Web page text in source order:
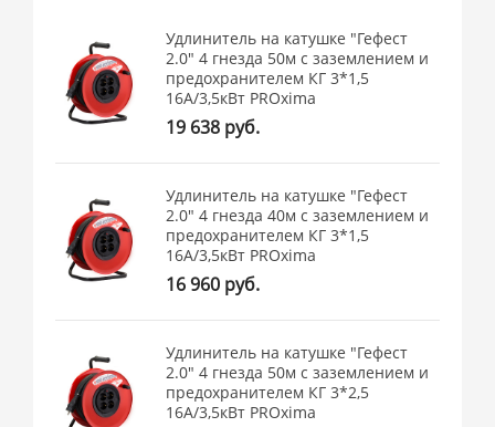
Удлинитель на катушке "Гефест
2.0" 4 гнезда 50м с заземлением и
предохранителем КГ 3*1,5
16А/3,5кВт PROxima
19 638 руб.
Удлинитель на катушке "Гефест
2.0" 4 гнезда 40м с заземлением и
предохранителем КГ 3*1,5
16А/3,5кВт PROxima
16 960 руб.
Удлинитель на катушке "Гефест
2.0" 4 гнезда 50м с заземлением и
предохранителем КГ 3*2,5
16А/3,5кВт PROxima